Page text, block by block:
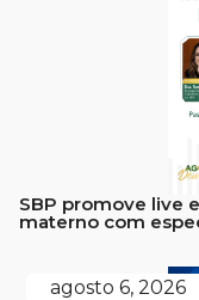
SBP promove live
materno com
agosto 6, 2026